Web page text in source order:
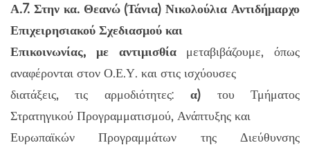
Α.7. Στην κα. Θεανώ (Τάνια) Νικολούλια Αντιδήμαρχο
Επιχειρησιακού Σχεδιασμού και
Επικοινωνίας, με αντιμισθίαμεταβιβάζουμε, όπως
αναφέρονται στον Ο.Ε.Υ. και στις ισχύουσες
διατάξεις, τις αρμοδιότητες:α) του Τμήματος
Στρατηγικού Προγραμματισμού, Ανάπτυξης και
Ευρωπαϊκών Προγραμμάτων της Διεύθυνσης